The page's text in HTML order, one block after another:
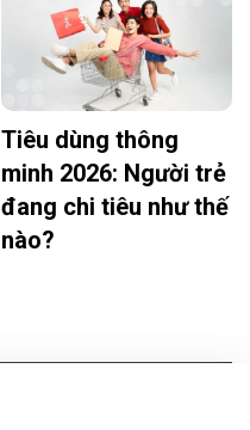
Tiêu dùng thông
minh 2026: Người trẻ
đang chi tiêu như thế
nào?